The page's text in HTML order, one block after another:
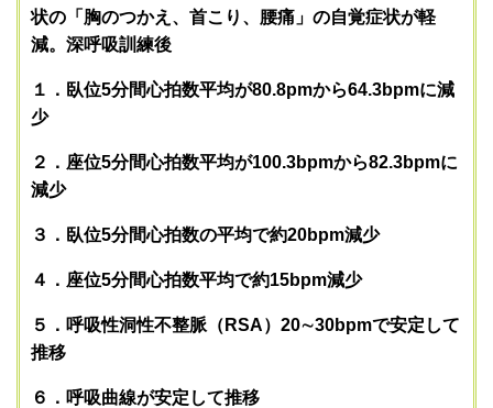
状の「胸のつかえ、首こり、腰痛」の自覚症状が軽
減。深呼吸訓練後
１． 臥位5分間心拍数平均が80.8pmから64.3bpmに減
少
２．座位5分間心拍数平均が100.3bpmから82.3bpmに
減少
３．臥位5分間心拍数の平均で約20bpm減少
４．座位5分間心拍数平均で約15bpm減少
５．呼吸性洞性不整脈（RSA）20∼30bpmで安定して
推移
６．呼吸曲線が安定して推移